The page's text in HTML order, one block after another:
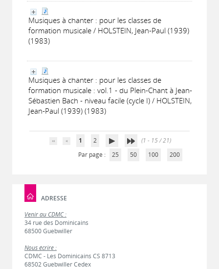
Musiques à chanter : pour les classes de
formation musicale / HOLSTEIN, Jean-Paul (1939)
(1983)
Musiques à chanter : pour les classes de
formation musicale : vol.1 - du Plein-Chant à Jean-
Sébastien Bach - niveau facile (cycle I) / HOLSTEIN,
Jean-Paul (1939) (1983)
1 2
(1 - 15 / 21)
Par page :
25 50 100 200
ADRESSE
Venir au CDMC :
34 rue des Dominicains
68500 Guebwiller
Nous écrire :
CDMC - Les Dominicains CS 8713
68502 Guebwiller Cedex